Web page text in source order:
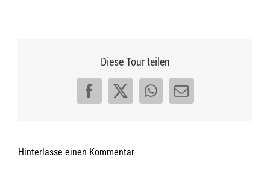
Diese Tour teilen
Facebook
X WhatsApp
E-
Hinterlasse einen Kommentar